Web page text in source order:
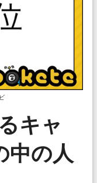
キャ
中の人